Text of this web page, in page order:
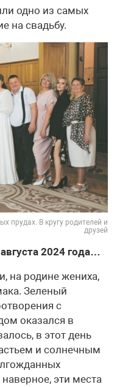
одно из самых
на свадьбу.
прудах. В кругу родителей и
друзей
2024 года…
на родине жениха,
Зеленый
с
оказался в
в этот день
и солнечным
эти места